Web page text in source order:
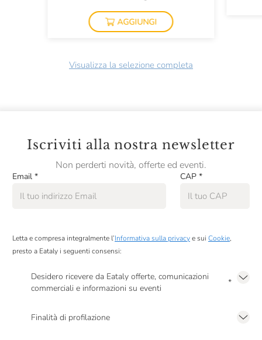
AGGIUNGI
Visualizza la selezione completa
Iscriviti alla nostra newsletter
Non perderti novità, offerte ed eventi.
Email * CAP *
Letta e compresa integralmente l’Informativa sulla privacye sui Cookie,
presto a Eataly i seguenti consensi:
Desidero ricevere da Eataly offerte, comunicazioni
commerciali e informazioni su eventi
*
Finalità di profilazione